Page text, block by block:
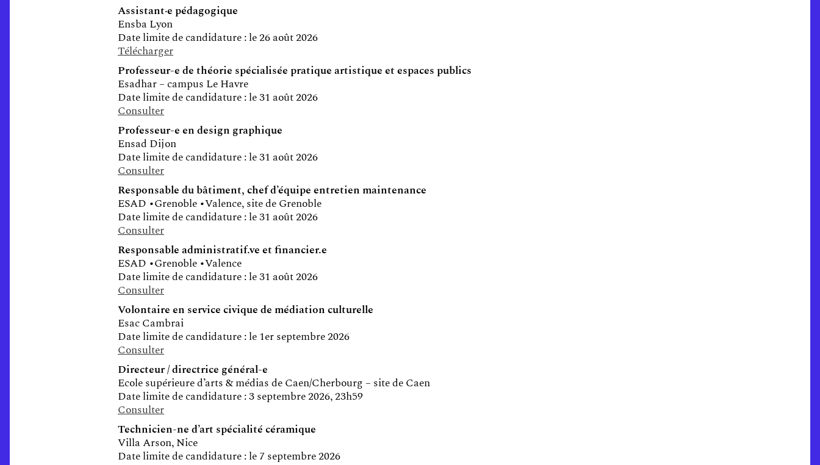
Assistant·e pédagogique
Ensba Lyon
Date limite de candidature : le 26 août 2026
Télécharger
Professeur-e de théorie spécialisée pratique artistique et espaces publics
Esadhar – campus Le Havre
Date limite de candidature : le 31 août 2026
Consulter
Professeur-e en design graphique
Ensad Dijon
Date limite de candidature : le 31 août 2026
Consulter
Responsable du bâtiment, chef d’équipe entretien maintenance
ESAD •Grenoble •Valence, site de Grenoble
Date limite de candidature : le 31 août 2026
Consulter
Responsable administratif.ve et financier.e
ESAD •Grenoble •Valence
Date limite de candidature : le 31 août 2026
Consulter
Volontaire en service civique de médiation culturelle
Esac Cambrai
Date limite de candidature : le 1er septembre 2026
Consulter
Directeur / directrice général-e
Ecole supérieure d’arts & médias de Caen/Cherbourg – site de Caen
Date limite de candidature : 3 septembre 2026, 23h59
Consulter
Technicien-ne d’art spécialité céramique
Villa Arson, Nice
Date limite de candidature : le 7 septembre 2026